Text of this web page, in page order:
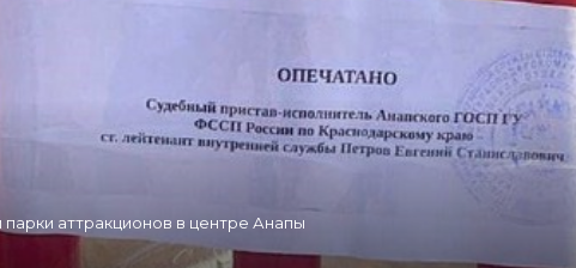
аттракционов в центре Анапы